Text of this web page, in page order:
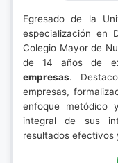
Egresado de la
especialización en
Colegio Mayor de
de 14 años de
empresas.
empresas,
enfoque metódico
integral de sus
resultados efectivos